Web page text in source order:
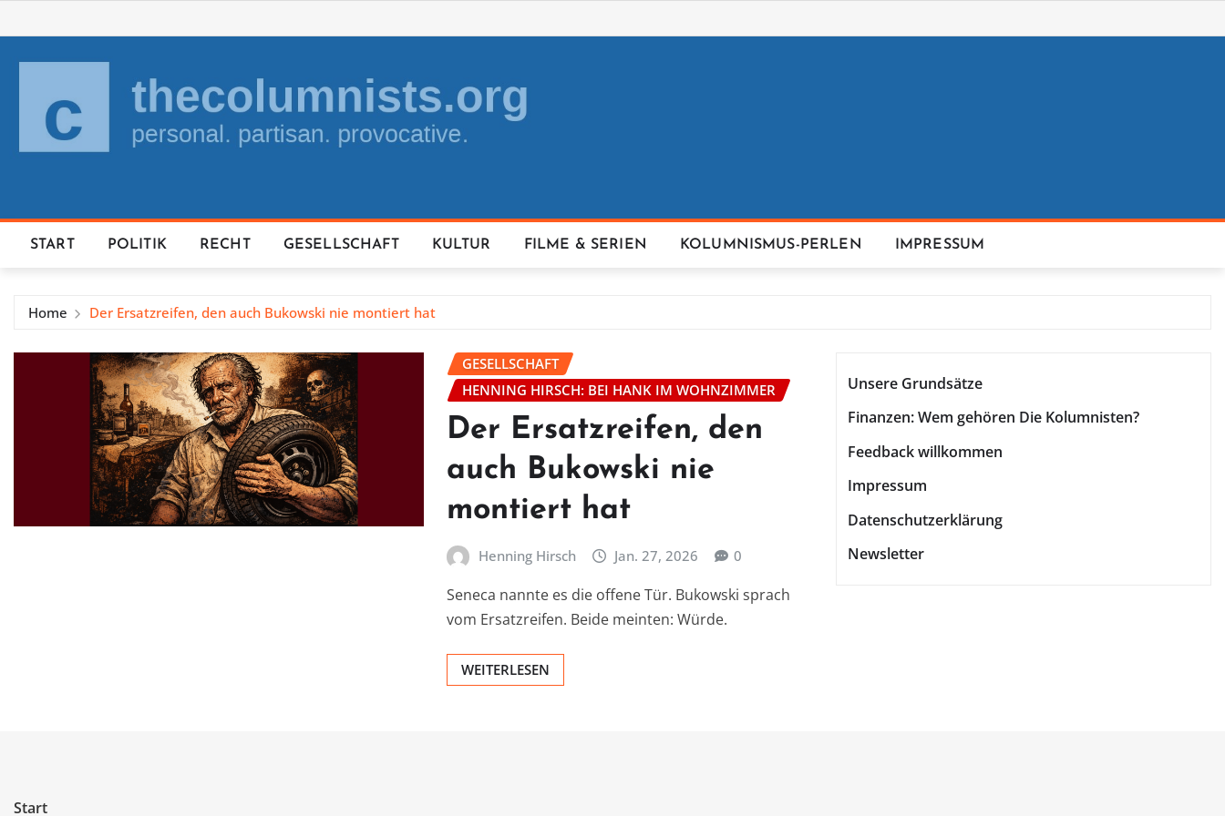
to
content
START POLITIK RECHT GESELLSCHAFT KULTUR FILME & SERIEN KOLUMNISMUS-PERLEN IMPRESSUM
Home Der Ersatzreifen, den auch Bukowski nie montiert hat
GESELLSCHAFT
HENNING HIRSCH: BEI HANK IM WOHNZIMMER
Der Ersatzreifen, den
auch Bukowski nie
montiert hat
Henning Hirsch Jan. 27, 2026 0
Seneca nannte es die offene Tür. Bukowski sprach
vom Ersatzreifen. Beide meinten: Würde.
WEITERLESEN
Unsere Grundsätze
Finanzen: Wem gehören Die Kolumnisten?
Feedback willkommen
Impressum
Datenschutzerklärung
Newsletter
Start